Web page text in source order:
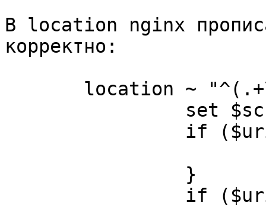
В location nginx
корректно: